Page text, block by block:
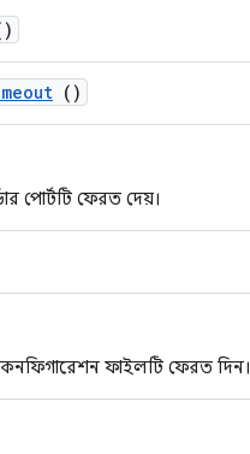
()
পোর্টটি ফেরত দেয়।
ফাইলটি ফেরত দিন।